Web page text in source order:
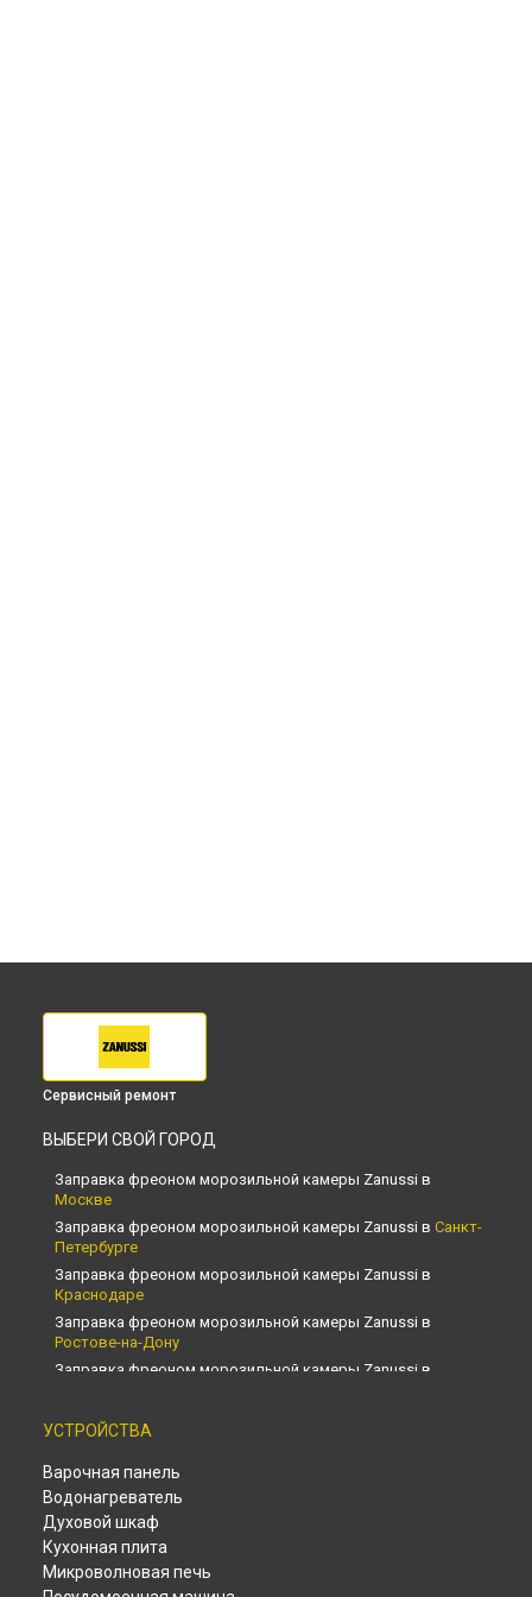
Сервисный ремонт
ВЫБЕРИ СВОЙ ГОРОД
Заправка фреоном морозильной камеры Zanussi в
Москве
Заправка фреоном морозильной камеры Zanussi в Санкт-
Петербурге
Заправка фреоном морозильной камеры Zanussi в
Краснодаре
Заправка фреоном морозильной камеры Zanussi в
Ростове-на-Дону
Заправка фреоном морозильной камеры Zanussi в
Заправка фреоном морозильной камеры Zanussi в
Новосибирске
Заправка фреоном морозильной камеры Zanussi в
Челябинске
Заправка фреоном морозильной камеры Zanussi в
Екатеринбурге
Заправка фреоном морозильной камеры Zanussi в
Заправка фреоном морозильной камеры Zanussi в
УСТРОЙСТВА
Варочная панель
Водонагреватель
Духовой шкаф
Кухонная плита
Микроволновая печь